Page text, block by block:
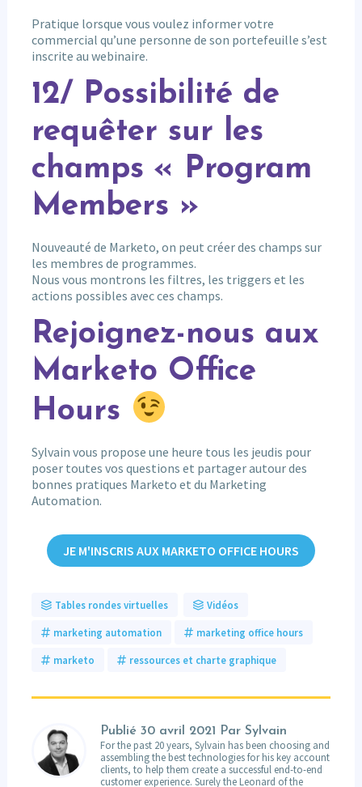
Pratique lorsque vous voulez informer votre
commercial qu’une personne de son portefeuille s’est
inscrite au webinaire.
12/ Possibilité de
requêter sur les
champs « Program
Members »
Nouveauté de Marketo, on peut créer des champs sur
les membres de programmes.
Nous vous montrons les filtres, les triggers et les
actions possibles avec ces champs.
Rejoignez-nous aux
Marketo Office
Hours
Sylvain vous propose une heure tous les jeudis pour
poser toutes vos questions et partager autour des
bonnes pratiques Marketo et du Marketing
Automation.
JE M'INSCRIS AUX MARKETO OFFICE HOURS
Tables rondes virtuelles Vidéos
marketing automation marketing office hours
marketo ressources et charte graphique
Publié 30 avril 2021
Par Sylvain
For the past 20 years, Sylvain has been choosing and
assembling the best technologies for his key account
clients, to help them create a successful end-to-end
customer experience. Surely the Leonard of the